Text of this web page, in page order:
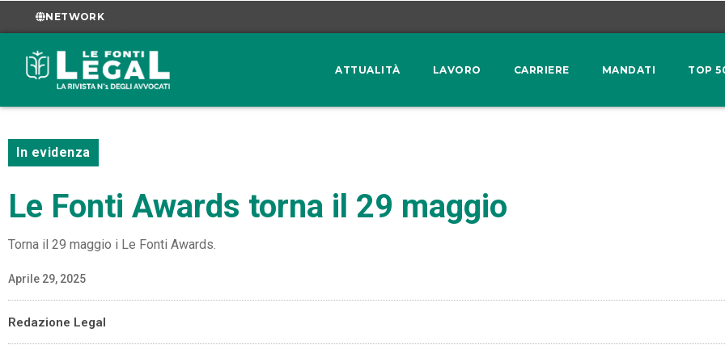
NETWORK
ATTUALITÀ LAVORO CARRIERE MANDATI TOP
In evidenza
Le Fonti Awards torna il 29 maggio
Torna il 29 maggio i Le Fonti Awards.
Aprile 29, 2025
Redazione Legal